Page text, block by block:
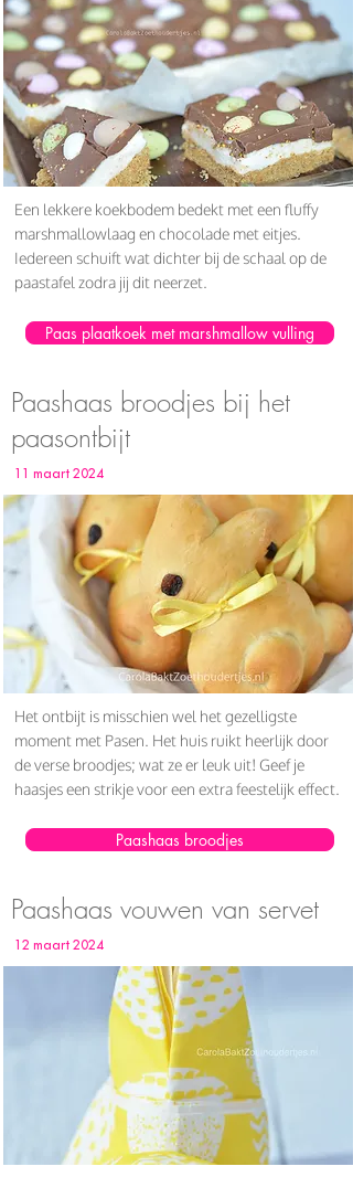
Een lekkere koekbodem bedekt met een fluffy
marshmallowlaag en chocolade met eitjes.
Iedereen schuift wat dichter bij de schaal op de
paastafel zodra jij dit neerzet.
Paas plaatkoek met marshmallow vulling
Paashaas broodjes bij het
paasontbijt
11 maart 2024
Het ontbijt is misschien wel het gezelligste
moment met Pasen. Het huis ruikt heerlijk door
de verse broodjes; wat ze er leuk uit! Geef je
haasjes een strikje voor een extra feestelijk effect.
Paashaas broodjes
Paashaas vouwen van servet
12 maart 2024